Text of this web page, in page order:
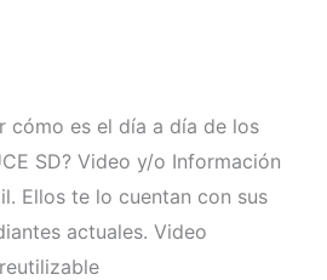
cómo es el día a día de los
SD? Video y/o Información
Ellos te lo cuentan con sus
actuales. Video